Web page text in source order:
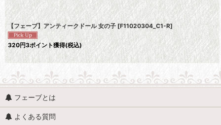
【フェーブ】アンティークドール 女の子 [F11020304_C1-R]
320円3ポイント獲得(税込)
フェーブとは
よくある質問